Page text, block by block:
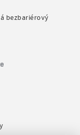
bezbariérový